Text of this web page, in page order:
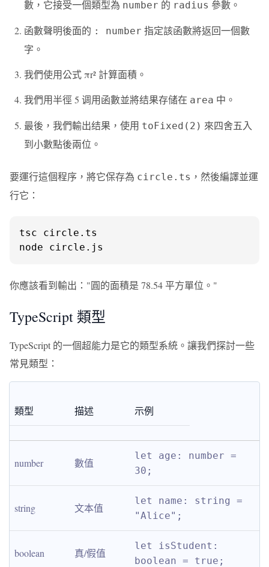
數，它接受一個類型為 number 的 radius 參數。
函數聲明後面的 : number 指定該函數將返回一個數
字。
我們使用公式 πr² 計算面積。
我們用半徑 5 调用函數並將结果存储在 area 中。
最後，我們輸出结果，使用 toFixed(2) 來四舍五入
到小數點後兩位。
要運行這個程序，將它保存為 circle.ts ，然後編譯並運
行它：
tsc circle.ts
node circle.js
你應該看到輸出："圓的面積是 78.54 平方單位。"
TypeScript 類型
TypeScript 的一個超能力是它的類型系統。讓我們探討一些
常見類型：
類型 描述 示例
number 數值
let age: number =
30;
string 文本值
let name: string =
"Alice";
boolean 真/假值
let isStudent:
boolean = true;